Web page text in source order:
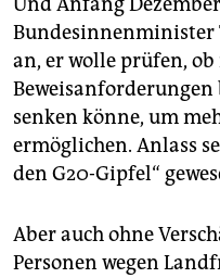
Bundesinnenminister
an, er wolle prüfen,
senken könne, um
ermöglichen. Anlass
den G20-Gipfel“
Aber auch ohne
Personen wegen